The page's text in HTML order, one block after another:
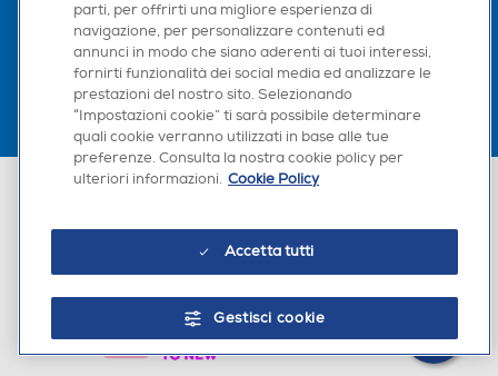
Hai bisogno di un
suggerimento su cosa
acquistare?
Chatta con RONICS
Scarica la nostra app
Euronics Italia SpA. Sede legale Via Montefeltro, 6/a 20156 Milano
parti, per offrirti una migliore esperienza di
navigazione, per personalizzare contenuti ed
annunci in modo che siano aderenti ai tuoi interessi,
fornirti funzionalità dei social media ed analizzare le
prestazioni del nostro sito. Selezionando
“Impostazioni cookie” ti sarà possibile determinare
quali cookie verranno utilizzati in base alle tue
preferenze. Consulta la nostra cookie policy per
ulteriori informazioni. Cookie Policy
Accetta tutti
Gestisci cookie